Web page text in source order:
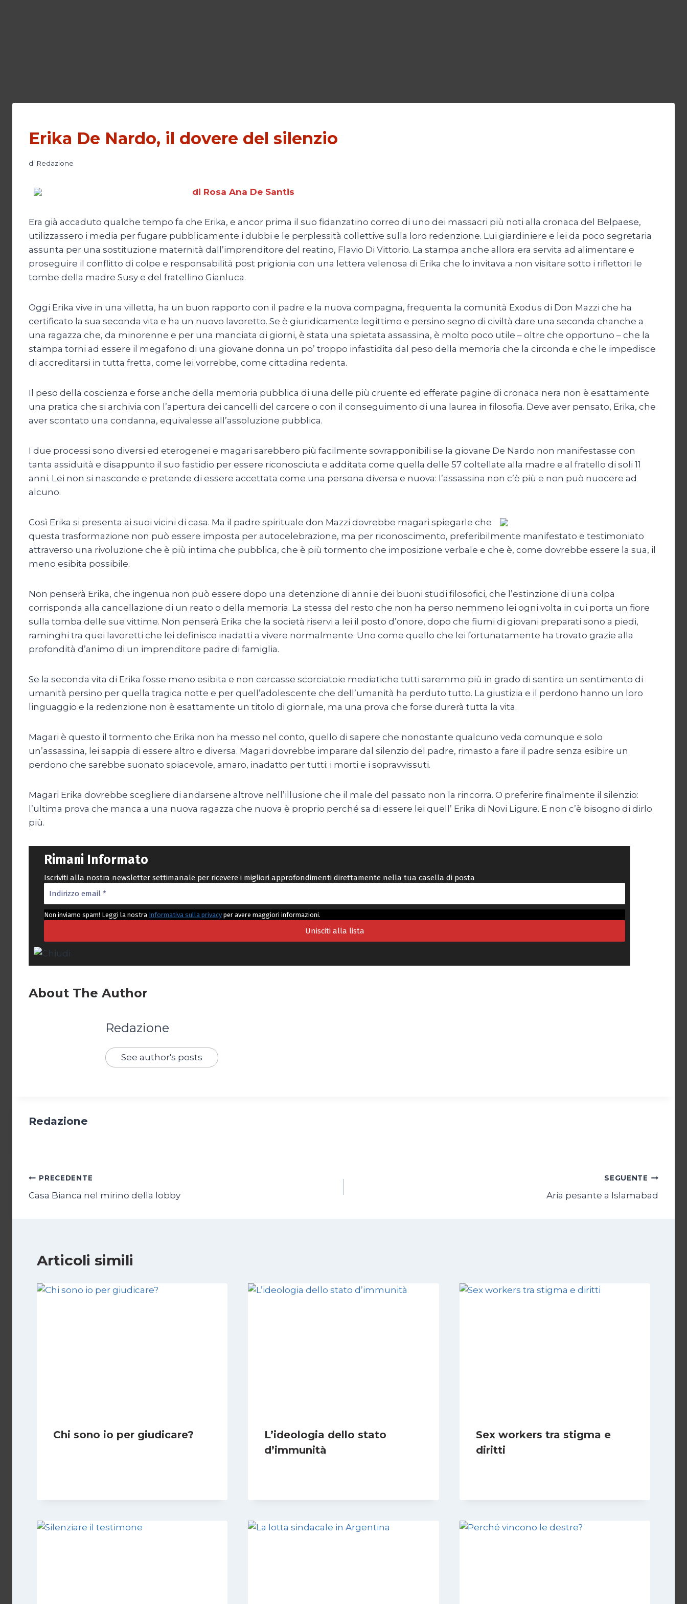
Erika De Nardo, il dovere del silenzio
di Redazione
di Rosa Ana De Santis
Era già accaduto qualche tempo fa che Erika, e ancor prima il suo fidanzatino correo di uno dei massacri più noti alla cronaca del Belpaese,
utilizzassero i media per fugare pubblicamente i dubbi e le perplessità collettive sulla loro redenzione. Lui giardiniere e lei da poco segretaria
assunta per una sostituzione maternità dall’imprenditore del reatino, Flavio Di Vittorio. La stampa anche allora era servita ad alimentare e
proseguire il conflitto di colpe e responsabilità post prigionia con una lettera velenosa di Erika che lo invitava a non visitare sotto i riflettori le
tombe della madre Susy e del fratellino Gianluca.
Oggi Erika vive in una villetta, ha un buon rapporto con il padre e la nuova compagna, frequenta la comunità Exodus di Don Mazzi che ha
certificato la sua seconda vita e ha un nuovo lavoretto. Se è giuridicamente legittimo e persino segno di civiltà dare una seconda chanche a
una ragazza che, da minorenne e per una manciata di giorni, è stata una spietata assassina, è molto poco utile – oltre che opportuno – che la
stampa torni ad essere il megafono di una giovane donna un po’ troppo infastidita dal peso della memoria che la circonda e che le impedisce
di accreditarsi in tutta fretta, come lei vorrebbe, come cittadina redenta.
Il peso della coscienza e forse anche della memoria pubblica di una delle più cruente ed efferate pagine di cronaca nera non è esattamente
una pratica che si archivia con l’apertura dei cancelli del carcere o con il conseguimento di una laurea in filosofia. Deve aver pensato, Erika, che
aver scontato una condanna, equivalesse all’assoluzione pubblica.
I due processi sono diversi ed eterogenei e magari sarebbero più facilmente sovrapponibili se la giovane De Nardo non manifestasse con
tanta assiduità e disappunto il suo fastidio per essere riconosciuta e additata come quella delle 57 coltellate alla madre e al fratello di soli 11
anni. Lei non si nasconde e pretende di essere accettata come una persona diversa e nuova: l’assassina non c’è più e non può nuocere ad
alcuno.
Così Erika si presenta ai suoi vicini di casa. Ma il padre spirituale don Mazzi dovrebbe magari spiegarle che
questa trasformazione non può essere imposta per autocelebrazione, ma per riconoscimento, preferibilmente manifestato e testimoniato
attraverso una rivoluzione che è più intima che pubblica, che è più tormento che imposizione verbale e che è, come dovrebbe essere la sua, il
meno esibita possibile.
Non penserà Erika, che ingenua non può essere dopo una detenzione di anni e dei buoni studi filosofici, che l’estinzione di una colpa
corrisponda alla cancellazione di un reato o della memoria. La stessa del resto che non ha perso nemmeno lei ogni volta in cui porta un fiore
sulla tomba delle sue vittime. Non penserà Erika che la società riservi a lei il posto d’onore, dopo che fiumi di giovani preparati sono a piedi,
raminghi tra quei lavoretti che lei definisce inadatti a vivere normalmente. Uno come quello che lei fortunatamente ha trovato grazie alla
profondità d’animo di un imprenditore padre di famiglia.
Se la seconda vita di Erika fosse meno esibita e non cercasse scorciatoie mediatiche tutti saremmo più in grado di sentire un sentimento di
umanità persino per quella tragica notte e per quell’adolescente che dell’umanità ha perduto tutto. La giustizia e il perdono hanno un loro
linguaggio e la redenzione non è esattamente un titolo di giornale, ma una prova che forse durerà tutta la vita.
Magari è questo il tormento che Erika non ha messo nel conto, quello di sapere che nonostante qualcuno veda comunque e solo
un’assassina, lei sappia di essere altro e diversa. Magari dovrebbe imparare dal silenzio del padre, rimasto a fare il padre senza esibire un
perdono che sarebbe suonato spiacevole, amaro, inadatto per tutti: i morti e i sopravvissuti.
Magari Erika dovrebbe scegliere di andarsene altrove nell’illusione che il male del passato non la rincorra. O preferire finalmente il silenzio:
l’ultima prova che manca a una nuova ragazza che nuova è proprio perché sa di essere lei quell’ Erika di Novi Ligure. E non c’è bisogno di dirlo
più.
Rimani Informato
Iscriviti alla nostra newsletter settimanale per ricevere i migliori approfondimenti direttamente nella tua casella di posta
Non inviamo spam! Leggi la nostra Informativa sulla privacy per avere maggiori informazioni.
About The Author
Redazione
See author's posts
Redazione
Navigazione
articoli
PRECEDENTE
Casa Bianca nel mirino della lobby
SEGUENTE
Aria pesante a Islamabad
Articoli simili
Chi sono io per giudicare?
L’ideologia dello stato
d’immunità
Sex workers tra stigma e
diritti